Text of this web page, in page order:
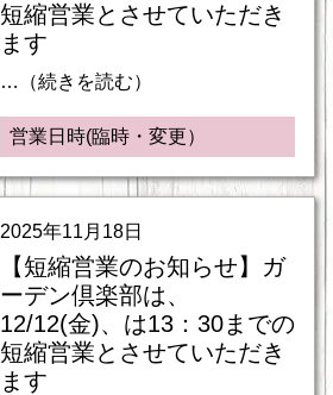
短縮営業とさせていただき
ます
…（続きを読む）
営業日時(臨時・変更）
2025年11月18日
【短縮営業のお知らせ】ガ
ーデン倶楽部は、
12/12(金)、は13：30までの
短縮営業とさせていただき
ます